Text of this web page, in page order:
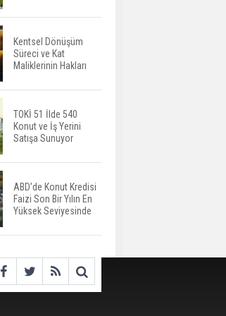
Harcamaları Geriledi
Tercih Döneminde
Aileden Miras Kalan Ev
Nasıl Satılır?
İstanbul'da 15 Bin Kiralık
Sosyal Konut Eylülde
Kiraya Verilecek
Kentsel Dönüşüm
Süreci ve Kat
Maliklerinin Hakları
TOKİ 51 İlde 540
Konut ve İş Yerini
Satışa Sunuyor
ABD'de Konut Kredisi
Faizi Son Bir Yılın En
Yüksek Seviyesinde